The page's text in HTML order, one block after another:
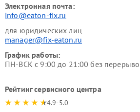
Электронная почта:
info@eaton-fix.ru
для юридических лиц
manager@fix-eaton.ru
График работы:
ПН-ВСК с 9:00 до 21:00 без
Рейтинг сервисного центра
4.9-5.0